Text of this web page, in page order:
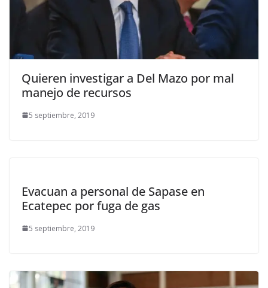
Quieren investigar a Del Mazo por mal
manejo de recursos
5 septiembre, 2019
Evacuan a personal de Sapase en
Ecatepec por fuga de gas
5 septiembre, 2019